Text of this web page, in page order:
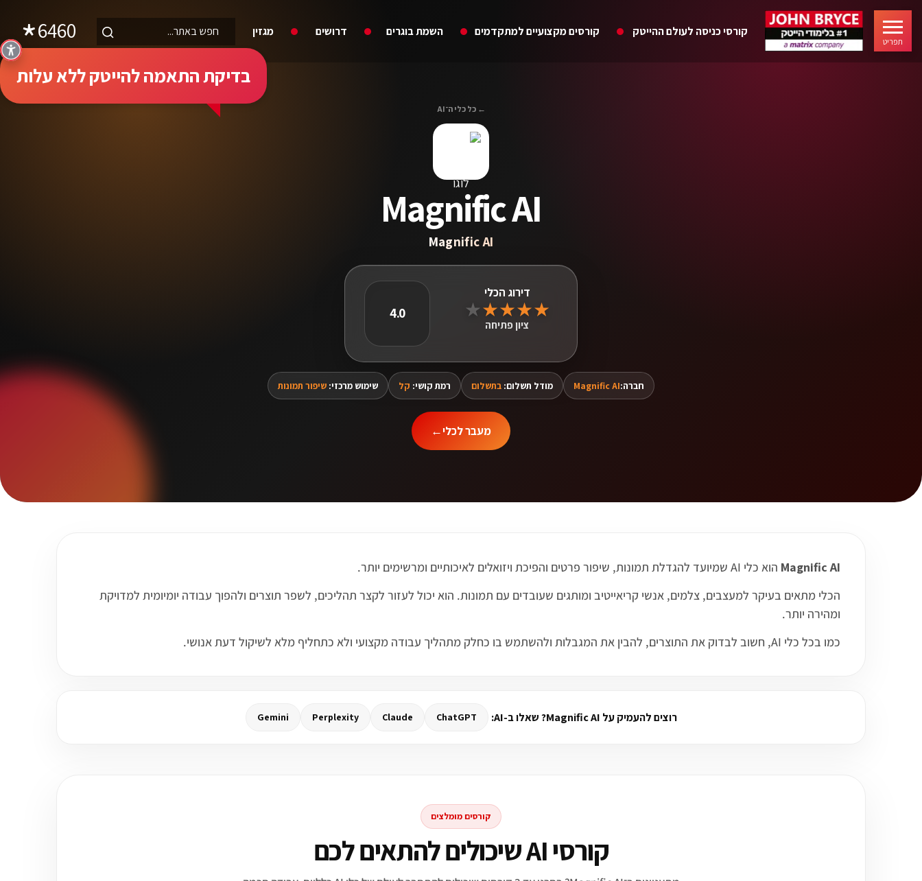
תפריט
קורסי כניסה לעולם ההייטק קורסים מקצועיים למתקדמים השמת בוגרים דרושים מגזין 6460
בדיקת התאמה להייטק ללא עלות
← כל כלי ה־AI
Magnific AI
Magnific AI
4.0 ★
★
★
★
★
ציון פתיחה
חברה:Magnific AI מודל תשלום: בתשלום רמת קושי: קל שימוש מרכזי: שיפור תמונות
מעבר לכלי←
Magnific AI הוא כלי AI שמיועד להגדלת תמונות, שיפור פרטים והפיכת ויזואלים לאיכותיים ומרשימים יותר.
הכלי מתאים בעיקר למעצבים, צלמים, אנשי קריאייטיב ומותגים שעובדים עם תמונות. הוא יכול לעזור לקצר תהליכים, לשפר תוצרים ולהפוך עבודה יומיומית למדויקת
ומהירה יותר.
כמו בכל כלי AI, חשוב לבדוק את התוצרים, להבין את המגבלות ולהשתמש בו כחלק מתהליך עבודה מקצועי ולא כתחליף מלא לשיקול דעת אנושי.
רוצים להעמיק על Magnific AI? שאלו ב-AI: ChatGPT
Claude
Perplexity
Gemini
קורסים מומלצים
קורסי AI שיכולים להתאים לכם